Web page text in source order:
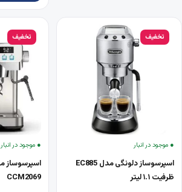
تخفیف
● موجود در انبار
اسپرسوساز دلونگی مدل EC885
ظرفیت ۱.۱ لیتر
تخفیف
● موجود در انبار
CCM2069